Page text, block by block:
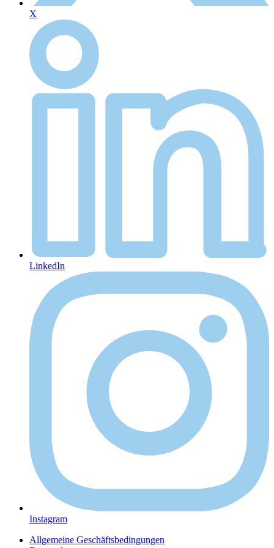
X
LinkedIn
Instagram
Allgemeine Geschäftsbedingungen